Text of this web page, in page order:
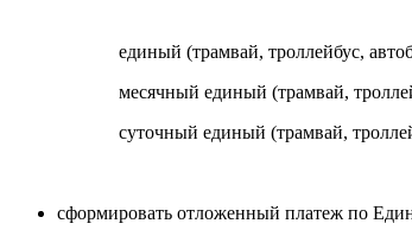
единый (трамвай, троллейбус, автобус,
месячный единый (трамвай,
суточный единый (трамвай, троллейбус,
сформировать отложенный платеж по